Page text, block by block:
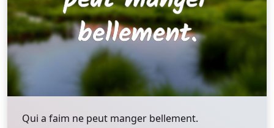
Qui a faim ne peut manger bellement.